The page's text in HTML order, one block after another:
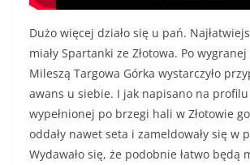
Dużo więcej działo się u pań.
miały Spartanki ze Złotowa. Po
Mileszą Targowa Górka wystarczyło
awans u siebie. I jak napisano na
wypełnionej po brzegi hali w Złotowie
oddały nawet seta i zameldowały się w
Wydawało się, że podobnie łatwo będą